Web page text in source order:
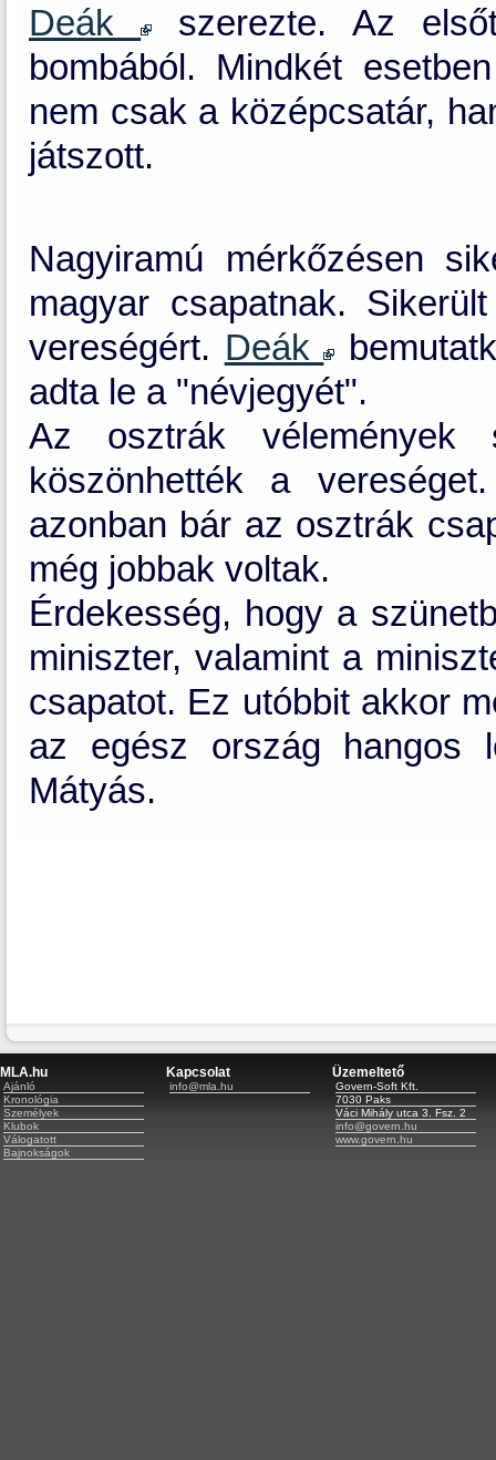
Deák
szerezte. Az
bombából. Mindkét
nem csak a középcsatár,
játszott.
Nagyiramú mérkőzésen
magyar csapatnak.
vereségért. Deák
adta le a "névjegyét".
Az osztrák vélemények
köszönhették a
azonban bár az osztrák
még jobbak voltak.
Érdekesség, hogy a
miniszter, valamint a
csapatot. Ez utóbbit akkor
az egész ország hangos
Mátyás.
MLA.hu
Ajánló
Kronológia
Személyek
Klubok
Válogatott
Bajnokságok
Kapcsolat
info@mla.hu
Üzemeltető
Govern-Soft Kft.
7030 Paks
Váci Mihály utca 3. Fsz. 2
info@govern.hu
www.govern.hu